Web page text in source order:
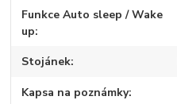
Funkce Auto sleep / Wake
up
Stojánek
Kapsa na poznámky